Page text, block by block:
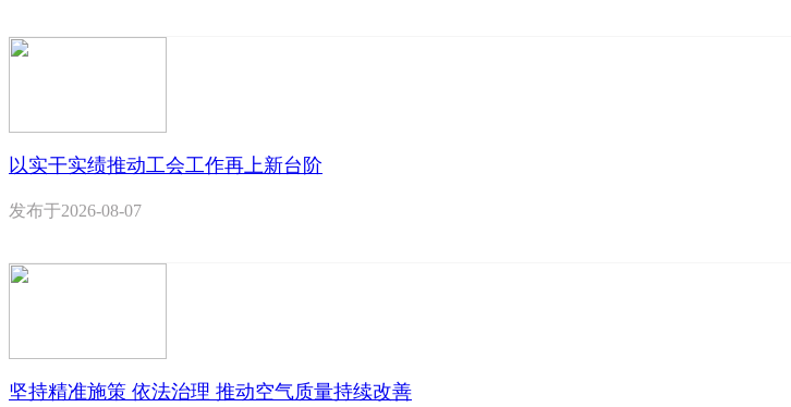
以实干实绩推动工会工作再上新台阶
发布于2026-08-07
坚持精准施策 依法治理 推动空气质量持续改善